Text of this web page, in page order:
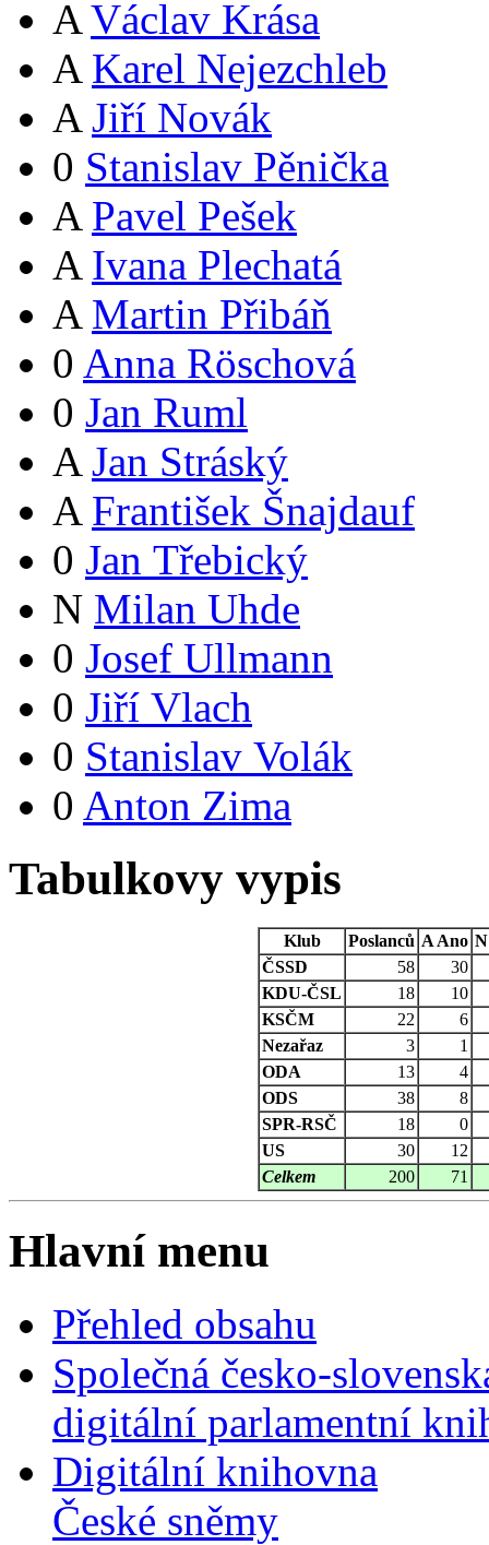
A Václav Krása
A Karel Nejezchleb
A Jiří Novák
0 Stanislav Pěnička
A Pavel Pešek
A Ivana Plechatá
A Martin Přibáň
0 Anna Röschová
0 Jan Ruml
A Jan Stráský
A František Šnajdauf
0 Jan Třebický
N Milan Uhde
0 Josef Ullmann
0 Jiří Vlach
0 Stanislav Volák
0 Anton Zima
Tabulkovy vypis
Klub Poslanců A Ano N
ČSSD
58
30
KDU-ČSL
18
10
KSČM
22
6
Nezařaz
3
1
ODA
13
4
ODS
38
8
SPR-RSČ
18
0
US
30
12
Celkem
200 71
Hlavní menu
Přehled obsahu
Společná česko-
digitální parlamentní
Digitální knihovna
České sněmy